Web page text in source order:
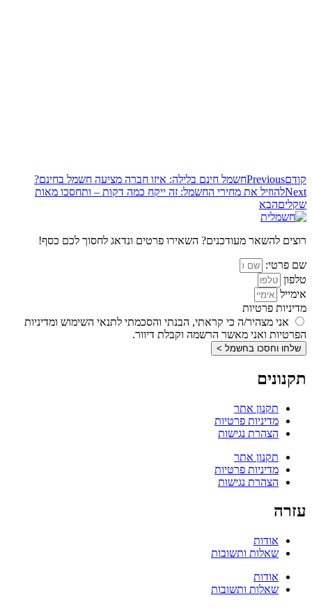
קודםPreviousחשמל חינם בלילה: איזו חברה מציעה חשמל בחינם?
Nextלהוזיל את מחירי החשמל: זה ייקח כמה דקות – ותחסכו מאות
שקליםהבא
רוצים להשאר מעודכנים? השאירו פרטים ונדאג לחסוך לכם כסף!
שם פרטי:
טלפון
אימייל
מדיניות פרטיות
אני מצהיר/ה כי קראתי, הבנתי והסכמתי לתנאי השימוש ומדיניות
הפרטיות ואני מאשר הרשמה וקבלת דיוור.
שלחו וחסכו בחשמל >
תקנונים
תקנון אתר
מדיניות פרטיות
הצהרת נגישות
תקנון אתר
מדיניות פרטיות
הצהרת נגישות
עזרה
אודות
שאלות ותשובות
אודות
שאלות ותשובות